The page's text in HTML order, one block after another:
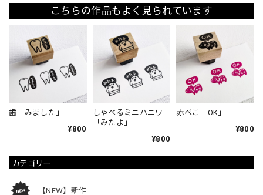
カテゴリー
【NEW】新作
こちらの作品もよく見られています
歯「みました」
¥800
しゃべるミニハニワ
「みたよ」
¥800
赤べこ「OK」
¥800